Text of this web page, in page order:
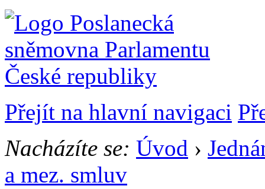
Přejít na hlavní navigaci
Nacházíte se: Úvod ›
a mez. smluv